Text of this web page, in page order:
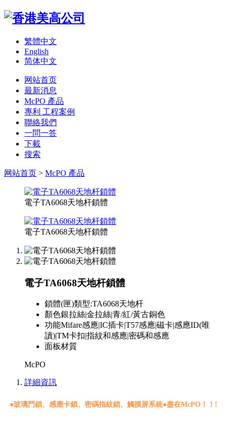
繁體中文
English
简体中文
网站首页
最新消息
McPO 產品
專利 工程案例
聯絡我們
一問一答
下載
搜索
网站首页 > McPO 產品
電子TA6068天地杆鎖體
電子TA6068天地杆鎖體
電子TA6068天地杆鎖體
鎖體(匣)類型:TA6068天地杆
顏色銀拉絲|金拉絲|青/紅/黃古銅色
功能Mifare感應|IC插卡|T57感應|磁卡|感應ID(唯
讀)|TM卡扣|指紋和感應|密碼和感應
面板材質
McPO
詳細資訊
●玻璃門鎖、感應卡鎖、密碼指紋鎖、觸摸屏系統●盡在McPO！！!